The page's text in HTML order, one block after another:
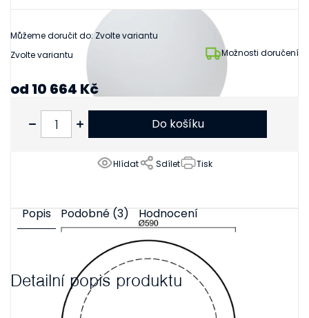
Zvolte variantu Možnosti doručení
Můžeme doručit do: Zvolte variantu
Tisk
Hlídat Sdílet
od 10 664 Kč
Do košíku
Popis Podobné (3) Hodnocení
Detailní popis produktu